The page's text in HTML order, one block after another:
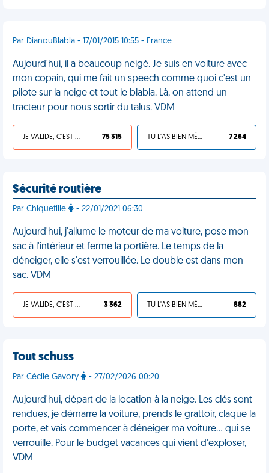
Par DianouBlabla - 17/01/2015 10:55 - France
Aujourd'hui, il a beaucoup neigé. Je suis en voiture avec
mon copain, qui me fait un speech comme quoi c'est un
pilote sur la neige et tout le blabla. Là, on attend un
tracteur pour nous sortir du talus. VDM
JE VALIDE, C'EST UNE VDM 75 315 TU L'AS BIEN MÉRITÉ 7 264
Sécurité routière
Par Chiquefille - 22/01/2021 06:30
Aujourd'hui, j'allume le moteur de ma voiture, pose mon
sac à l'intérieur et ferme la portière. Le temps de la
déneiger, elle s'est verrouillée. Le double est dans mon
sac. VDM
JE VALIDE, C'EST UNE VDM 3 362 TU L'AS BIEN MÉRITÉ 882
Tout schuss
Par Cécile Gavory - 27/02/2026 00:20
Aujourd'hui, départ de la location à la neige. Les clés sont
rendues, je démarre la voiture, prends le grattoir, claque la
porte, et vais commencer à déneiger ma voiture… qui se
verrouille. Pour le budget vacances qui vient d'exploser,
VDM